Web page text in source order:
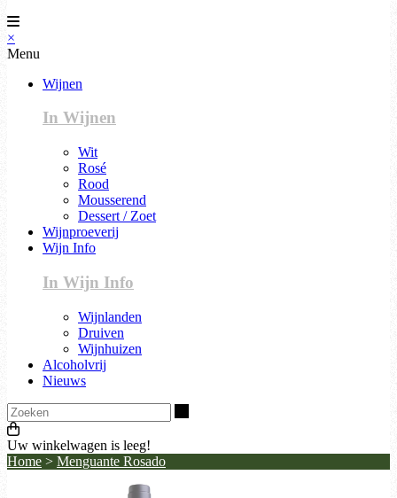
×
Menu
Wijnen
In Wijnen
Wit
Rosé
Rood
Mousserend
Dessert / Zoet
Wijnproeverij
Wijn Info
In Wijn Info
Wijnlanden
Druiven
Wijnhuizen
Alcoholvrij
Nieuws
Uw winkelwagen is leeg!
Home > Menguante Rosado